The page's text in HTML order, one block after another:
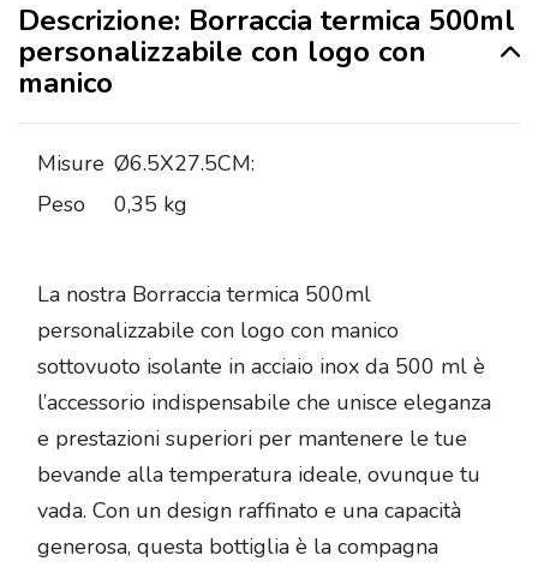
Descrizione: Borraccia termica 500ml
personalizzabile con logo con
manico
Misure Ø6.5X27.5CM:
Peso
0,35 kg
La nostra Borraccia termica 500ml
personalizzabile con logo con manico
sottovuoto isolante in acciaio inox da 500 ml è
l’accessorio indispensabile che unisce eleganza
e prestazioni superiori per mantenere le tue
bevande alla temperatura ideale, ovunque tu
vada. Con un design raffinato e una capacità
generosa, questa bottiglia è la compagna